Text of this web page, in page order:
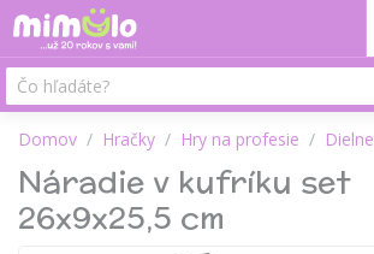
Domov Hračky Hry na profesie Dielne
Náradie v kufríku set
26x9x25,5 cm